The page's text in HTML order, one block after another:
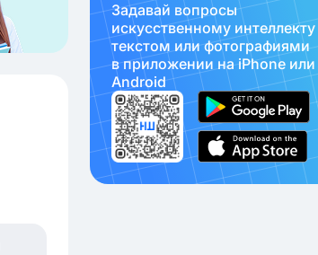
Задавай вопросы
искуcственному интеллекту
текстом или фотографиями
в приложении на iPhone или
Android